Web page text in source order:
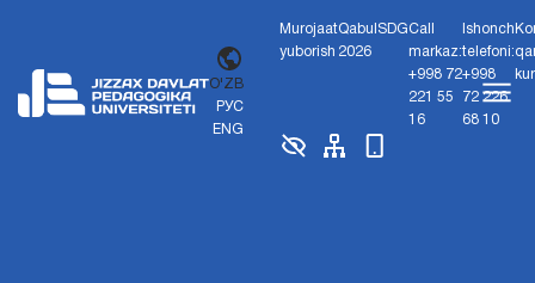
O'ZB
РУС
ENG
Murojaat
yuborish
Qabul
2026
SDGCall
markaz:
+998 72
221 55
16
Ishonch
telefoni:
+998
72 226
68 10